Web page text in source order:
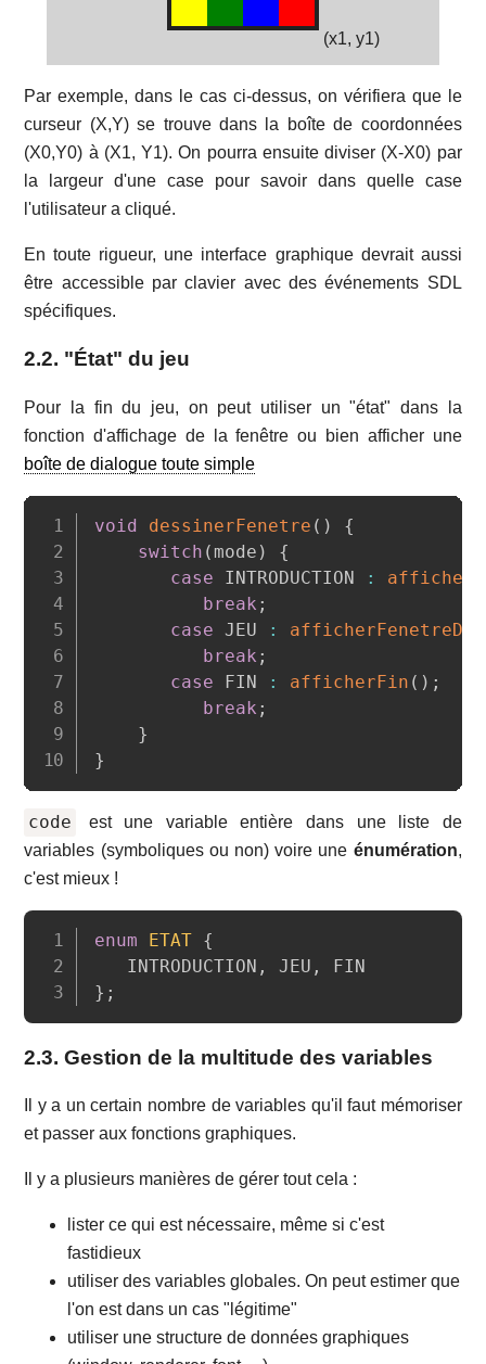
(x1, y1)
Par exemple, dans le cas ci-dessus, on vérifiera que le
curseur (X,Y) se trouve dans la boîte de coordonnées
(X0,Y0) à (X1, Y1). On pourra ensuite diviser (X-X0) par
la largeur d'une case pour savoir dans quelle case
l'utilisateur a cliqué.
En toute rigueur, une interface graphique devrait aussi
être accessible par clavier avec des événements SDL
spécifiques.
2.2. "État" du jeu
Pour la fin du jeu, on peut utiliser un "état" dans la
fonction d'affichage de la fenêtre ou bien afficher une
boîte de dialogue toute simple
void dessinerFenetre ( )
{
switch ( mode )
{
case INTRODUCTION :
break ;
case JEU :
break ;
case FIN : afficherFin ( ) ;
break ;
}
}
code
est une variable entière dans une liste de
variables (symboliques ou non) voire une énumération,
c'est mieux !
enum ETAT {
   INTRODUCTION
, JEU ,
} ;
2.3. Gestion de la multitude des variables
Il y a un certain nombre de variables qu'il faut mémoriser
et passer aux fonctions graphiques.
Il y a plusieurs manières de gérer tout cela :
lister ce qui est nécessaire, même si c'est
fastidieux
utiliser des variables globales. On peut estimer que
l'on est dans un cas "légitime"
utiliser une structure de données graphiques